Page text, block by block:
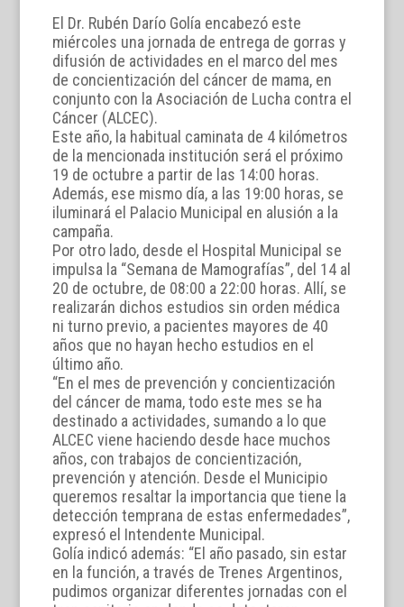
El Dr. Rubén Darío Golía encabezó este
miércoles una jornada de entrega de gorras y
difusión de actividades en el marco del mes
de concientización del cáncer de mama, en
conjunto con la Asociación de Lucha contra el
Cáncer (ALCEC).
Este año, la habitual caminata de 4 kilómetros
de la mencionada institución será el próximo
19 de octubre a partir de las 14:00 horas.
Además, ese mismo día, a las 19:00 horas, se
iluminará el Palacio Municipal en alusión a la
campaña.
Por otro lado, desde el Hospital Municipal se
impulsa la “Semana de Mamografías”, del 14 al
20 de octubre, de 08:00 a 22:00 horas. Allí, se
realizarán dichos estudios sin orden médica
ni turno previo, a pacientes mayores de 40
años que no hayan hecho estudios en el
último año.
“En el mes de prevención y concientización
del cáncer de mama, todo este mes se ha
destinado a actividades, sumando a lo que
ALCEC viene haciendo desde hace muchos
años, con trabajos de concientización,
prevención y atención. Desde el Municipio
queremos resaltar la importancia que tiene la
detección temprana de estas enfermedades”,
expresó el Intendente Municipal.
Golía indicó además: “El año pasado, sin estar
en la función, a través de Trenes Argentinos,
pudimos organizar diferentes jornadas con el